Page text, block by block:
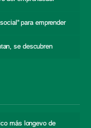
para emprender
se descubren
más longevo de